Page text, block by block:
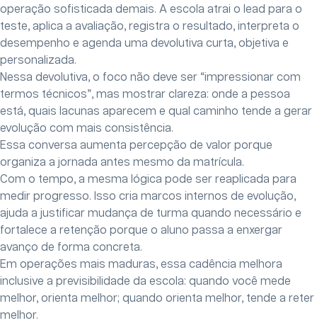
operação sofisticada demais. A escola atrai o lead para o
teste, aplica a avaliação, registra o resultado, interpreta o
desempenho e agenda uma devolutiva curta, objetiva e
personalizada.
Nessa devolutiva, o foco não deve ser “impressionar com
termos técnicos”, mas mostrar clareza: onde a pessoa
está, quais lacunas aparecem e qual caminho tende a gerar
evolução com mais consistência.
Essa conversa aumenta percepção de valor porque
organiza a jornada antes mesmo da matrícula.
Com o tempo, a mesma lógica pode ser reaplicada para
medir progresso. Isso cria marcos internos de evolução,
ajuda a justificar mudança de turma quando necessário e
fortalece a retenção porque o aluno passa a enxergar
avanço de forma concreta.
Em operações mais maduras, essa cadência melhora
inclusive a previsibilidade da escola: quando você mede
melhor, orienta melhor; quando orienta melhor, tende a reter
melhor.